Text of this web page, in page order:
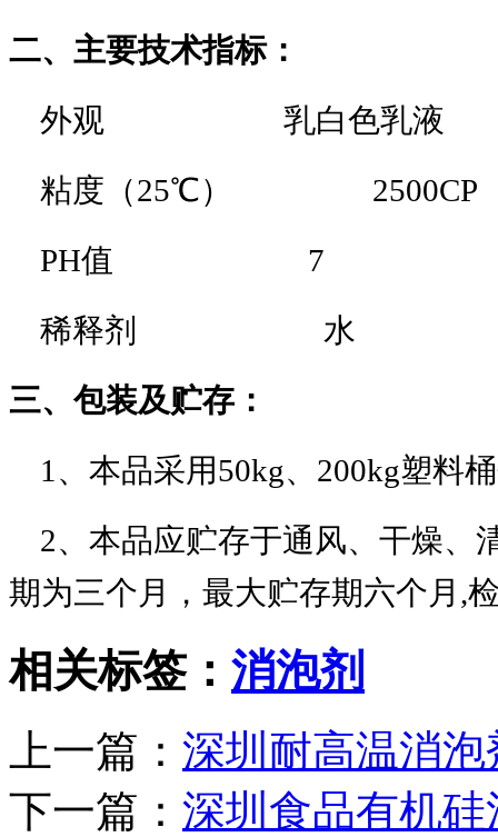
二、主要技术指标：
外观 乳白色乳液
粘度（25℃） 2500CP
PH值 7
稀释剂 水
三、包装及贮存：
1、本品采用50kg、200kg塑料
2、本品应贮存于通风、干燥、
期为三个月，最大贮存期六个月,
相关标签： 消泡剂
上一篇： 深圳耐高温消泡
下一篇： 深圳食品有机硅